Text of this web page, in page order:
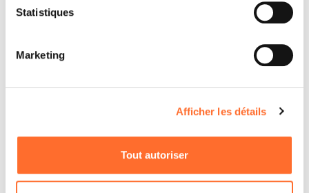
Statistiques
Marketing
Afficher les détails
Tout autoriser
Par quels produits êtes-vous intéressé ?*